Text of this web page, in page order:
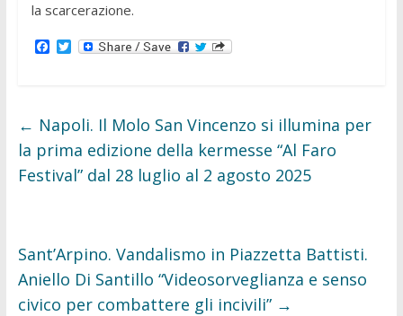
la scarcerazione.
F
o
o
k
T
e
r
← Napoli. Il Molo San Vincenzo si illumina per
la prima edizione della kermesse “Al Faro
Festival” dal 28 luglio al 2 agosto 2025
Sant’Arpino. Vandalismo in Piazzetta Battisti.
Aniello Di Santillo “Videosorveglianza e senso
civico per combattere gli incivili” →